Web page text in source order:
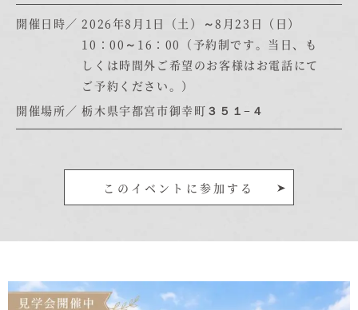
家づくりについて
むぎくらについて
イベント
資料請求
開催日時
2026年8月1日（土）～8月23日（日）
10：00～16：00（予約制です。当日、も
しくは時間外ご希望のお客様はお電話にて
ご予約ください。）
開催場所
栃木県宇都宮市御幸町３５１−４
このイベントに参加する